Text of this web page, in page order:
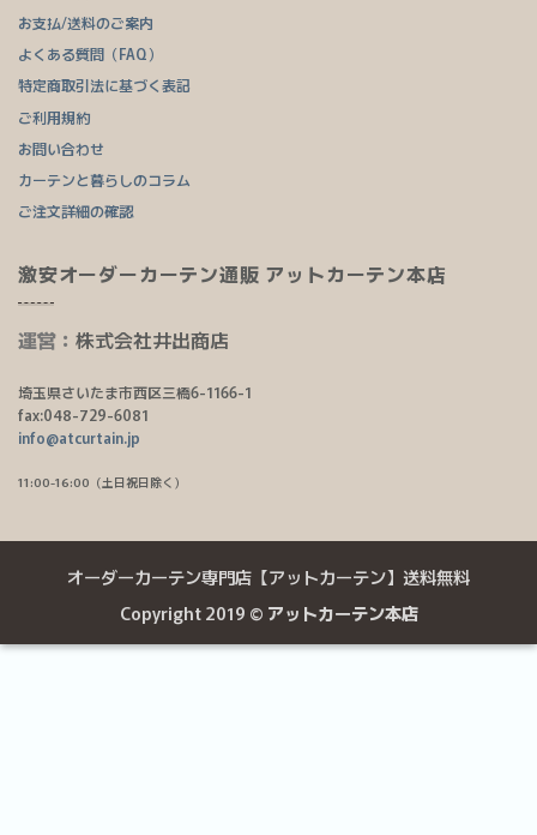
お支払/送料のご案内
よくある質問（FAQ）
特定商取引法に基づく表記
ご利用規約
お問い合わせ
カーテンと暮らしのコラム
ご注文詳細の確認
激安オーダーカーテン通販 アットカーテン本店
運営： 株式会社井出商店
埼玉県さいたま市西区三橋6-1166-1
fax:048-729-6081
info@atcurtain.jp
11:00-16:00（土日祝日除く）
オーダーカーテン専門店【アットカーテン】送料無料
Copyright 2019 © アットカーテン本店